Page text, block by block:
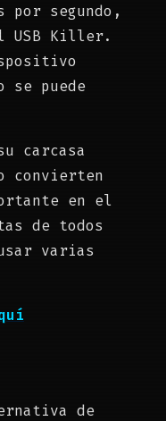
por segundo,
USB Killer.
se puede
carcasa
convierten
en el
de todos
varias
de